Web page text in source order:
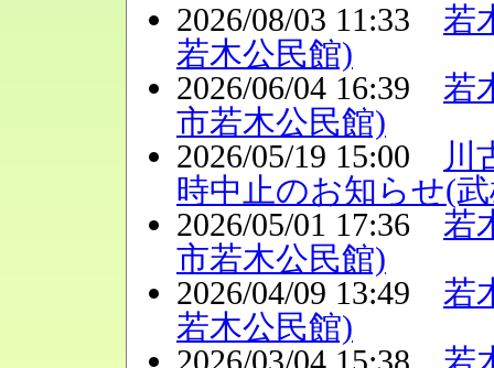
2026/08/03 11:33 若
若木公民館)
2026/06/04 16:39 若
市若木公民館)
2026/05/19 15:00
川
時中止のお知らせ(
2026/05/01 17:36 若
市若木公民館)
2026/04/09 13:49 若
若木公民館)